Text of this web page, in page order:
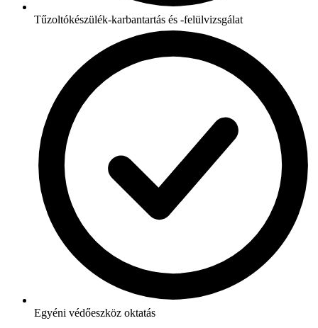
Tűzoltókészülék-karbantartás és -felülvizsgálat
Egyéni védőeszköz oktatás